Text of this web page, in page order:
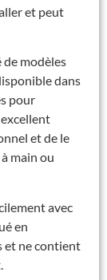
et peut
modèles
dans
pour
et de le
main ou
avec
en
et ne contient